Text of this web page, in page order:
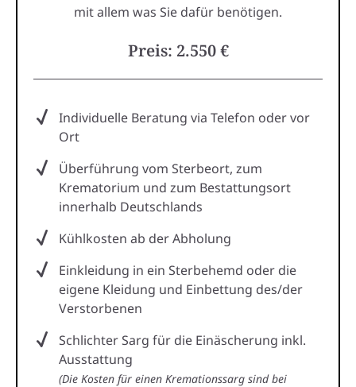
mit allem was Sie dafür benötigen.
Preis: 2.550 €
Individuelle Beratung via Telefon oder vor
Ort
Überführung vom Sterbeort, zum
Krematorium und zum Bestattungsort
innerhalb Deutschlands
Kühlkosten ab der Abholung
Einkleidung in ein Sterbehemd oder die
eigene Kleidung und Einbettung des/der
Verstorbenen
Schlichter Sarg für die Einäscherung inkl.
Ausstattung
(Die Kosten für einen Kremationssarg sind bei